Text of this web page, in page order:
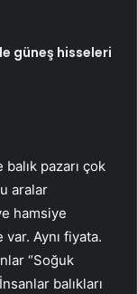
güneş hisseleri
balık pazarı çok
aralar
hamsiye
Aynı fiyata.
“Soğuk
balıkları